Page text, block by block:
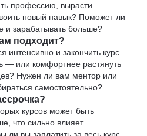
профессию, вырасти
новый навык? Поможет ли
и зарабатывать больше?
подходит?
интенсивно и закончить курс
— или комфортнее растянуть
Нужен ли вам ментор или
самостоятельно?
курсов может быть
что сильно влияет